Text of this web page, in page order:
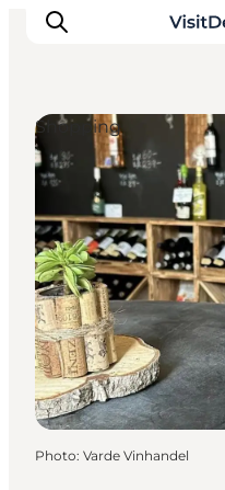
Inspirations
Destinations
Quoi faire
Hébergements
Planifiez votre
Shopping
Photo: Varde Vinhandel